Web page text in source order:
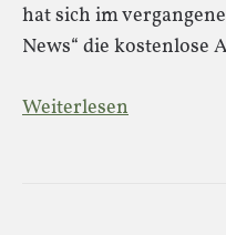
hat sich im
News“ die kostenlose
Weiterlesen